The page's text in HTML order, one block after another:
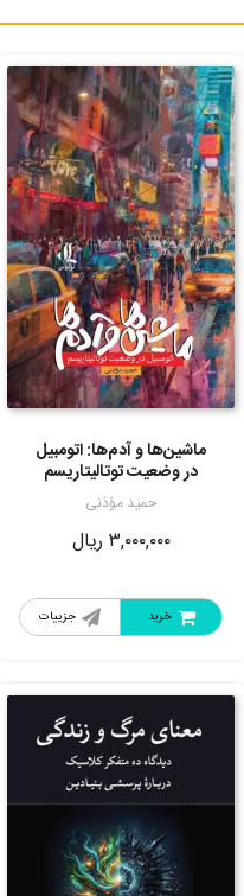
ماشین‌ها و آدم‌ها: اتومبیل
در وضعیت توتالیتاریسم
حمید مؤذنی
۳,۰۰۰,۰۰۰ ریال
جزییات خرید